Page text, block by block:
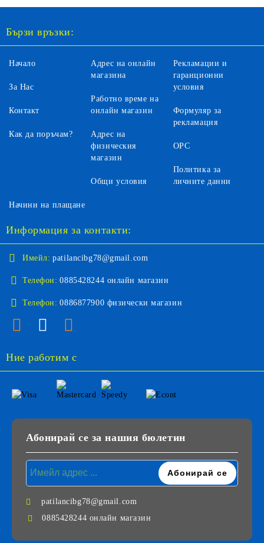
Бързи връзки:
Начало
За Нас
Контакт
Как да поръчам?
Адрес на онлайн
магазина
Работно време на
онлайн магазин
Адрес на
физическия
магазин
Общи условия
Рекламации и
гаранционни
условия
Формуляр за
рекламация
ОРС
Политика за
личните данни
Начини на плащане
Информация за контакти:
Имейл: patilancibg78@gmail.com
Телефон: 0885428244 онлайн магазин
Телефон: 0886877900 физически магазин
Ние работим с
Абонирай се за нашия бюлетин
patilancibg78@gmail.com
0885428244 онлайн магазин